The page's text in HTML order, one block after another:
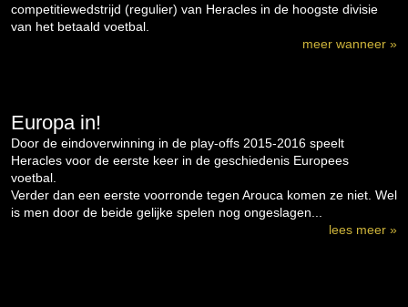
competitiewedstrijd (regulier) van Heracles in de hoogste divisie
van het betaald voetbal.
meer wanneer »
Europa in!
Door de eindoverwinning in de play-offs 2015-2016 speelt
Heracles voor de eerste keer in de geschiedenis Europees
voetbal.
Verder dan een eerste voorronde tegen Arouca komen ze niet. Wel
is men door de beide gelijke spelen nog ongeslagen...
lees meer »